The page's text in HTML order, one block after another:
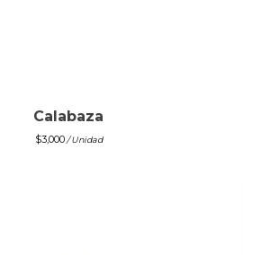
Calabaza
$3,000/ Unidad